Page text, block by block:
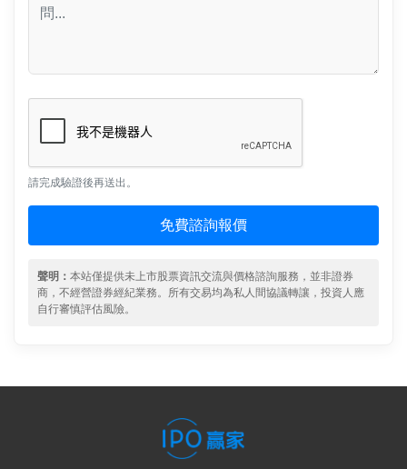
請完成驗證後再送出。
免費諮詢報價
聲明： 本站僅提供未上市股票資訊交流與價格諮詢服務，並非證券
商，不經營證券經紀業務。所有交易均為私人間協議轉讓，投資人應
自行審慎評估風險。